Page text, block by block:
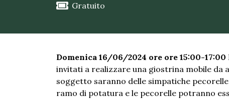
Gratuito
Domenica 16/06/2024 ore ore 15:00-17:00
invitati a realizzare una giostrina mobile da
soggetto saranno delle simpatiche
ramo di potatura e le pecorelle potranno